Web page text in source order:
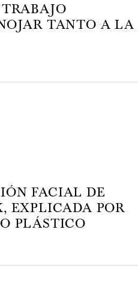
TANTO A LA
FACIAL DE
EXPLICADA POR
PLÁSTICO